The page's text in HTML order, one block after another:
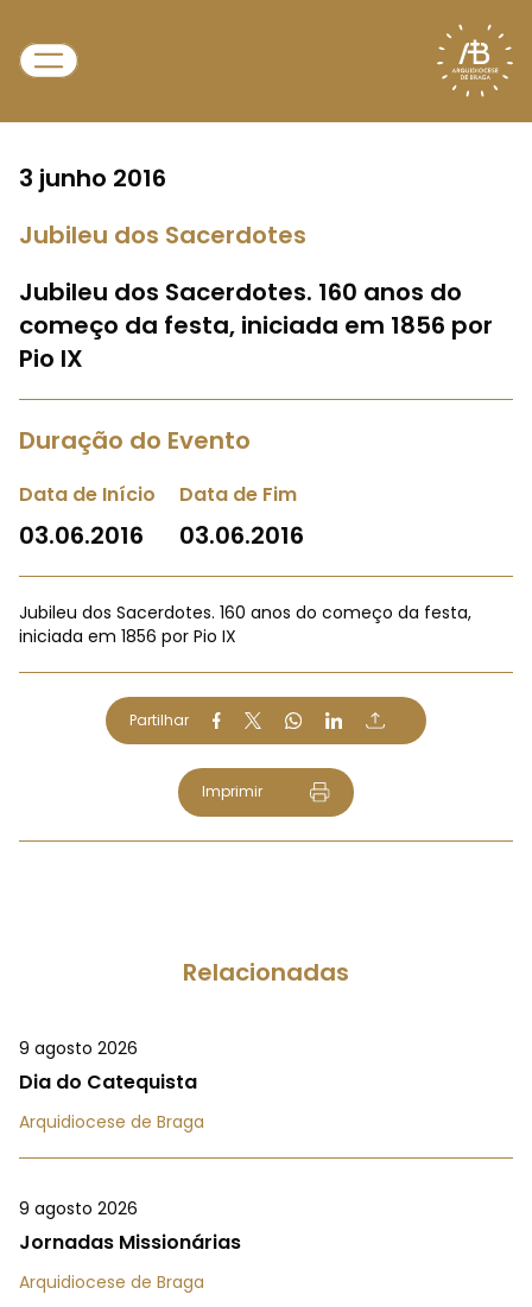
3 junho 2016
Jubileu dos Sacerdotes
Jubileu dos Sacerdotes. 160 anos do
começo da festa, iniciada em 1856 por
Pio IX
Duração do Evento
Data de Início
03.06.2016
Data de Fim
03.06.2016
Jubileu dos Sacerdotes. 160 anos do começo da festa,
iniciada em 1856 por Pio IX
Partilhar
Imprimir
Relacionadas
9 agosto 2026
Dia do Catequista
Arquidiocese de Braga
9 agosto 2026
Jornadas Missionárias
Arquidiocese de Braga